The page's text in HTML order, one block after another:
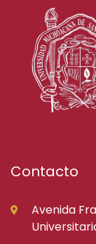
Contacto
Avenida